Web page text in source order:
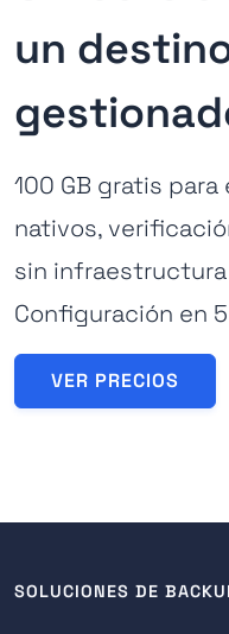
un
100 GB gratis para
nativos,
sin
Configuración en
VER PRECIOS
SOLUCIONES DE